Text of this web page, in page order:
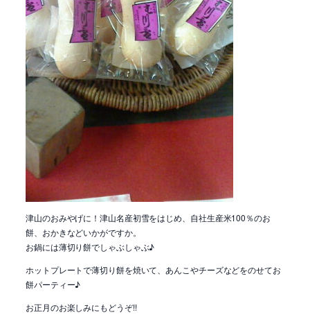
津山のおみやげに！津山名産初雪をはじめ、自社生産米100％のお
餅、おかきなどいかがですか。
お鍋には薄切り餅でしゃぶしゃぶ♪
ホットプレートで薄切り餅を焼いて、あんこやチーズなどをのせてお
餅パーティー♪
お正月のお楽しみにもどうぞ!!